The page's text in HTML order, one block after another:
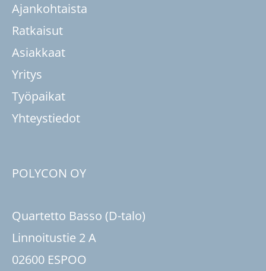
Ajankohtaista
Ratkaisut
Asiakkaat
Yritys
Työpaikat
Yhteystiedot
POLYCON OY
Quartetto Basso (D-talo)
Linnoitustie 2 A
02600 ESPOO